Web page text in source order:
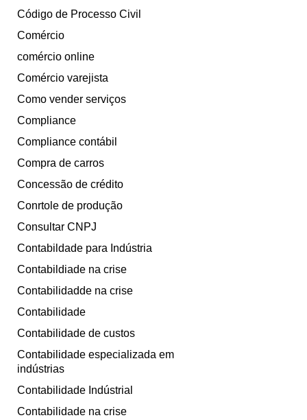
Código de Processo Civil
Comércio
comércio online
Comércio varejista
Como vender serviços
Compliance
Compliance contábil
Compra de carros
Concessão de crédito
Conrtole de produção
Consultar CNPJ
Contabildade para Indústria
Contabildiade na crise
Contabilidadde na crise
Contabilidade
Contabilidade de custos
Contabilidade especializada em
indústrias
Contabilidade Indústrial
Contabilidade na crise